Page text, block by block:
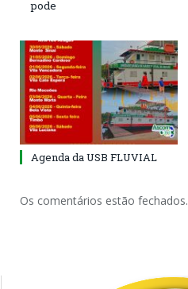
pode
Agenda da USB FLUVIAL
Os comentários estão fechados.